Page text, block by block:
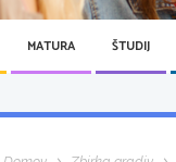
MATURA ŠTUDIJ